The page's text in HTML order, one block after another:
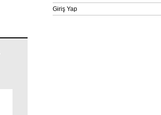
Giriş Yap